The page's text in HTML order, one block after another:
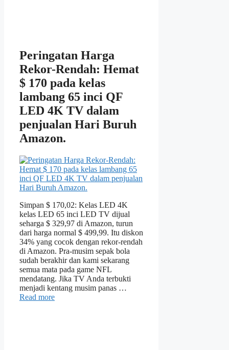
Peringatan Harga
Rekor-Rendah: Hemat
$ 170 pada kelas
lambang 65 inci QF
LED 4K TV dalam
penjualan Hari Buruh
Amazon.
Simpan $ 170,02: Kelas LED 4K
kelas LED 65 inci LED TV dijual
seharga $ 329,97 di Amazon, turun
dari harga normal $ 499,99. Itu diskon
34% yang cocok dengan rekor-rendah
di Amazon. Pra-musim sepak bola
sudah berakhir dan kami sekarang
semua mata pada game NFL
mendatang. Jika TV Anda terbukti
menjadi kentang musim panas …
Read more